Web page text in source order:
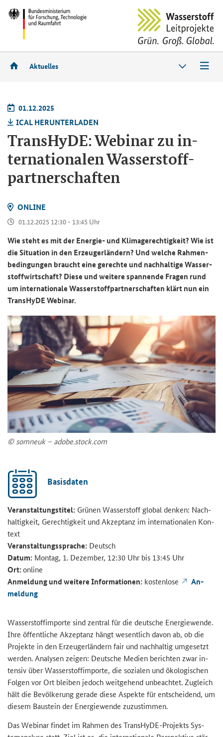
Aktuelles
01.12.2025
ICAL HER­UN­TER­LA­DEN
Trans­HyDE: We­bi­nar zu in­
ter­na­tio­na­len Was­ser­stoff­
part­ner­schaf­ten
ON­LINE
01.12.2025 12:30 - 13:45 Uhr
Wie steht es mit der Energie-​ und Kli­ma­ge­rech­tig­keit? Wie ist
die Si­tua­ti­on in den Er­zeu­ger­län­dern? Und wel­che Rah­men­
be­din­gun­gen braucht eine ge­rech­te und nach­hal­ti­ge Was­ser­
stoff­wirt­schaft? Diese und wei­te­re span­nen­de Fra­gen rund
um in­ter­na­tio­na­le Was­ser­stoff­part­ner­schaf­ten klärt nun ein
TransHyDEWe­bi­nar.
© som­neuk – adobe.stock.com
Ba­sis­da­ten
Ver­an­stal­tungs­ti­tel: Grü­nen Was­ser­stoff glo­bal den­ken: Nach­
hal­tig­keit, Ge­rech­tig­keit und Ak­zep­tanz im in­ter­na­tio­na­len Kon­
text
Ver­an­stal­tungs­spra­che: Deutsch
Datum: Mon­tag, 1. De­zem­ber, 12:30 Uhr bis 13:45 Uhr
Ort:on­line
An­mel­dung und wei­te­re In­for­ma­tio­nen: kos­ten­lo­se
An­
mel­dung
Was­ser­stoff­im­por­te sind zen­tral für die deut­sche En­er­gie­wen­de.
Ihre öf­fent­li­che Ak­zep­tanz hängt we­sent­lich davon ab, ob die
Pro­jek­te in den Er­zeu­ger­län­dern fair und nach­hal­tig um­ge­setzt
wer­den. Ana­ly­sen zei­gen: Deut­sche Me­di­en be­rich­ten zwar in­
ten­siv über Was­ser­stoff­im­por­te, die so­zia­len und öko­lo­gi­schen
Fol­gen vor Ort blei­ben je­doch weit­ge­hend un­be­ach­tet. Zu­gleich
hält die Be­völ­ke­rung ge­ra­de diese Aspek­te für ent­schei­dend, um
die­sem Bau­stein der En­er­gie­wen­de zu­zu­stim­men.
Das We­bi­nar fin­det im Rah­men des TransHyDE-​Projekts Sys­